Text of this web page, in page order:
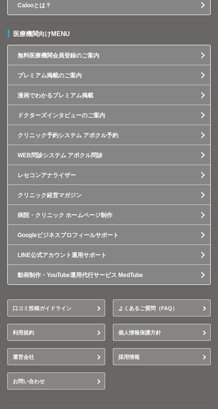
Calooとは？
医療機関向けMENU
無料医療機関会員登録のご案内
プレミアム掲載のご案内
漫画でわかるプレミアム掲載
ドクターズインタビューのご案内
クリニック予約システム アポクル予約
WEB問診システム アポクル問診
レセコンアナライザー
クリニック経営マガジン
病院・クリニック ホームページ制作
Googleビジネスプロフィールサポート
LINE公式アカウント運用サポート
動画制作・YouTube運用代行サービス MedTube
口コミ投稿ガイドライン よくあるご質問（FAQ）
利用規約 個人情報保護方針
運営会社 採用情報
お問い合わせ